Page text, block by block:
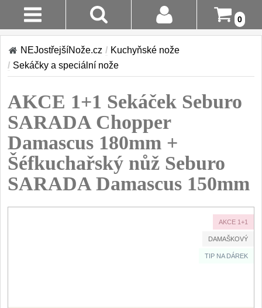
0
Stav
Objednávky
Registrace
Doručení A
Platba
Vrácení Do
Akce!
Kuchyňské nože
Sady kuchyňských nožů 9
Šéfkuchařské nože
Univerzální nože 50
Nože na ovoce a
NEJostřejšíNože.cz / Kuchyňské nože
/ Sekáčky a speciální nože
AKCE 1+1 Sekáček Seburo
SARADA Chopper
Damascus 180mm +
Šéfkuchařský nůž Seburo
SARADA Damascus 150mm
AKCE 1+1
DAMAŠKOVÝ
TIP NA DÁREK